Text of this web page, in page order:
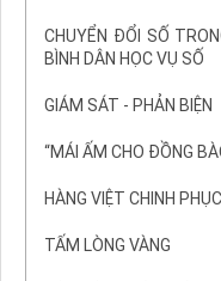
CHUYỂN ĐỔI SỐ
BÌNH DÂN HỌC VỤ SỐ
GIÁM SÁT - PHẢN BIỆN
“MÁI ẤM CHO ĐỒNG
HÀNG VIỆT CHINH
TẤM LÒNG VÀNG